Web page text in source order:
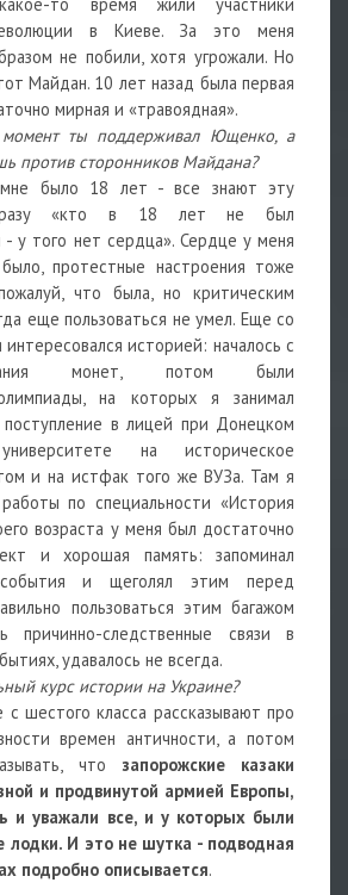
в Киеве. За это меня
не побили, хотя угрожали. Но
Майдан. 10 лет назад была первая
мирная и «травоядная».
ты поддерживал Ющенко, а
против сторонников Майдана?
было 18 лет - все знают эту
фразу «кто в 18 лет не был
у того нет сердца». Сердце у меня
протестные настроения тоже
что была, но критическим
еще пользоваться не умел. Еще со
историей: началось с
монет, потом были
на которых я занимал
в лицей при Донецком
на историческое
и на истфак того же ВУЗа. Там я
по специальности «История
возраста у меня был достаточно
и хорошая память: запоминал
и щеголял этим перед
пользоваться этим багажом
причинно-следственные связи в
удавалось не всегда.
курс истории на Украине?
шестого класса рассказывают про
времен античности, а потом
что запорожские казаки
и продвинутой армией Европы,
и уважали все, и у которых были
И это не шутка - подводная
подробно описывается.